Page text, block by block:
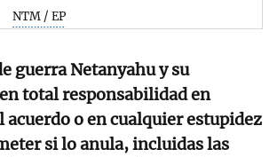
NTM / EP
guerra Netanyahu y su
total responsabilidad en
o en cualquier estupidez
si lo anula, incluidas las